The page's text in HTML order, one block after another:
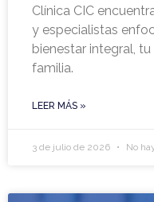
Clínica CIC
y especialistas
bienestar integral,
familia.
LEER MÁS »
3 de julio de 2026 No